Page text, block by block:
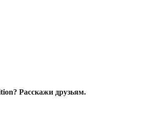
Расскажи друзьям.